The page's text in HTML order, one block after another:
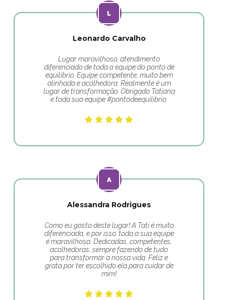
Leonardo Carvalho
Lugar maravilhoso, atendimento
diferenciado de toda a equipe do ponto de
equilíbrio. Equipe competente, muito bem
alinhada e acolhedora. Realmente é um
lugar de transformação. Obrigado Tatiana
e toda sua equipe #pontodeequilibrio.
Alessandra Rodrigues
Como eu gosto deste lugar! A Tati é muito
diferenciada, e por isso, toda a sua equipe
é maravilhosa. Dedicadas, competentes,
acolhedoras, sempre fazendo de tudo
para transformar a nossa vida. Feliz e
grata por ter escolhido ela para cuidar de
mim!